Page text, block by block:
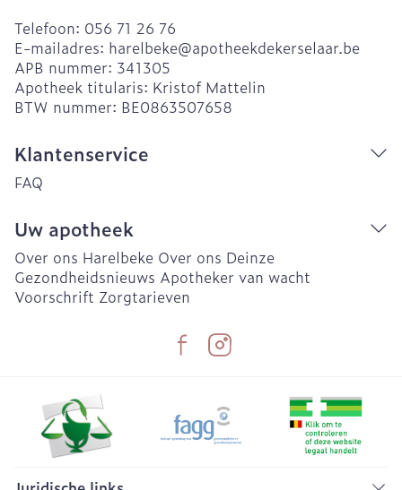
Telefoon: 056 71 26 76
E-mailadres: harelbeke@apotheekdekerselaar.be
APB nummer: 341305
Apotheek titularis: Kristof Mattelin
BTW nummer: BE0863507658
Klantenservice
FAQ
Uw apotheek
Over ons Harelbeke Over ons Deinze
Gezondheidsnieuws Apotheker van wacht
Voorschrift Zorgtarieven